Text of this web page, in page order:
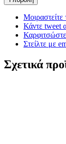
Κάντε tweet
Στείλτε με
Σχετικά